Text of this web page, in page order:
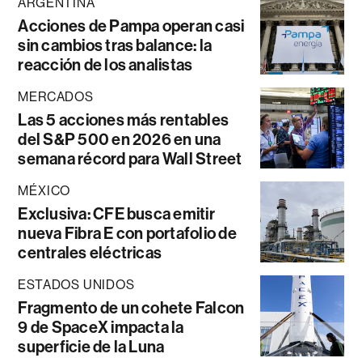
Acciones de Pampa operan casi
sin cambios tras balance: la
reacción de los analistas
MERCADOS
Las 5 acciones más rentables
del S&P 500 en 2026 en una
semana récord para Wall Street
MÉXICO
Exclusiva: CFE busca emitir
nueva Fibra E con portafolio de
centrales eléctricas
ESTADOS UNIDOS
Fragmento de un cohete Falcon
9 de SpaceX impacta la
superficie de la Luna